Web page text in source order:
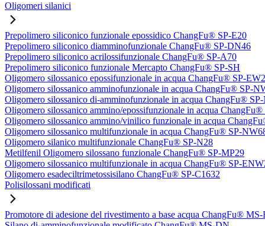
Oligomeri silanici
Prepolimero siliconico funzionale epossidico ChangFu® SP-E20
Prepolimero siliconico diamminofunzionale ChangFu® SP-DN46
Prepolimero siliconico acrilossifunzionale ChangFu® SP-A70
Prepolimero siliconico funzionale Mercapto ChangFu® SP-SH
Oligomero silossanico epossifunzionale in acqua ChangFu® SP-
Oligomero silossanico amminofunzionale in acqua ChangFu® SP-
Oligomero silossanico di-amminofunzionale in acqua ChangFu®
Oligomero silossanico ammino/epossifunzionale in acqua
Oligomero silossanico ammino/vinilico funzionale in acqua
Oligomero silossanico multifunzionale in acqua ChangFu® SP-
Oligomero silanico multifunzionale ChangFu® SP-N28
Metilfenil Oligomero silossano funzionale ChangFu® SP-MP29
Oligomero silossanico multifunzionale in acqua ChangFu® SP-
Oligomero esadeciltrimetossisilano ChangFu® SP-C1632
Polisilossani modificati
Promotore di adesione del rivestimento a base acqua ChangFu® MS-